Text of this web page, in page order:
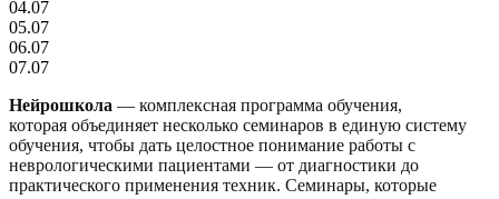
04.07
05.07
06.07
07.07
Нейрошкола — комплексная программа обучения,
которая объединяет несколько семинаров в единую систему
обучения, чтобы дать целостное понимание работы с
неврологическими пациентами — от диагностики до
практического применения техник. Семинары, которые